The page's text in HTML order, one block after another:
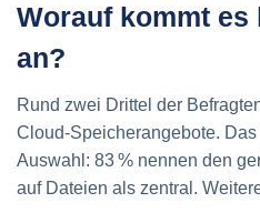
Worauf kommt es
an?
Rund zwei Drittel der
Cloud‑Speicherangebote.
Auswahl: 83 % nennen den
auf Dateien als zentral.